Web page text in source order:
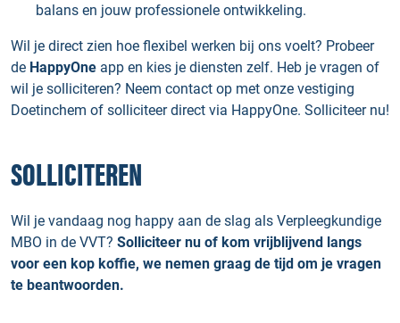
balans en jouw professionele ontwikkeling.
Wil je direct zien hoe flexibel werken bij ons voelt? Probeer
de HappyOne app en kies je diensten zelf. Heb je vragen of
wil je solliciteren? Neem contact op met onze vestiging
Doetinchem of solliciteer direct via HappyOne. Solliciteer nu!
SOLLICITEREN
Wil je vandaag nog happy aan de slag als Verpleegkundige
MBO in de VVT? Solliciteer nu of kom vrijblijvend langs
voor een kop koffie, we nemen graag de tijd om je vragen
te beantwoorden.